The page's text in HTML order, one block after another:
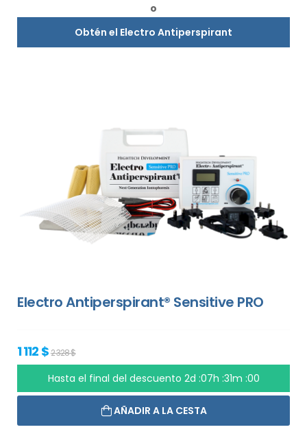
o
Obtén el Electro Antiperspirant
Electro Antiperspirant® Sensitive PRO
1 112 $2 328 $
Hasta el final del descuento 2d :07h :30m :59
AÑADIR A LA CESTA